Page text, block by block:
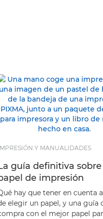
Y MANUALIDADES
guía definitiva
de impresión
hay que tener en cuenta
elegir un papel, y una guía
con el mejor papel